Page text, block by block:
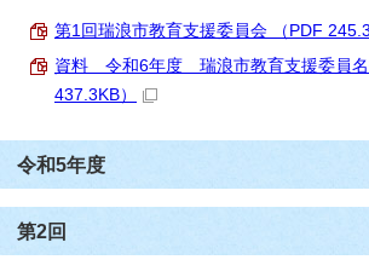
第1回瑞浪市教育支援委員会 （PDF
資料 令和6年度 瑞浪市教育支援委員名
437.3KB）
令和5年度
第2回